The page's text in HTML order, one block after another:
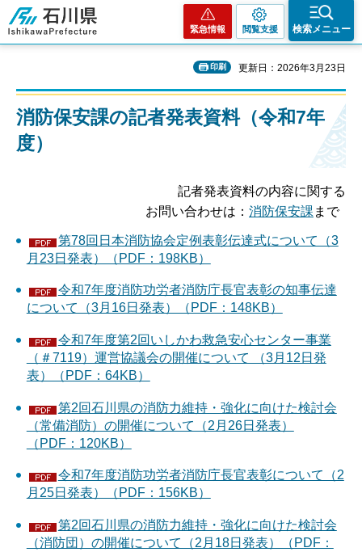
石川県
緊急情報 閲覧支援 検索メニュー
印刷 更新日：2026年3月23日
消防保安課の記者発表資料（令和7年
度）
記者発表資料の内容に関する
お問い合わせは： 消防保安課 まで
第78回日本消防協会定例表彰伝達式について（3
月23日発表）（PDF：198KB）
令和7年度消防功労者消防庁長官表彰の知事伝達
について（3月16日発表）（PDF：148KB）
令和7年度第2回いしかわ救急安心センター事業
（＃7119）運営協議会の開催について （3月12日発
表）（PDF：64KB）
第2回石川県の消防力維持・強化に向けた検討会
（常備消防）の開催について（2月26日発表）
（PDF：120KB）
令和7年度消防功労者消防庁長官表彰について（2
月25日発表）（PDF：156KB）
第2回石川県の消防力維持・強化に向けた検討会
（消防団）の開催について（2月18日発表）（PDF：